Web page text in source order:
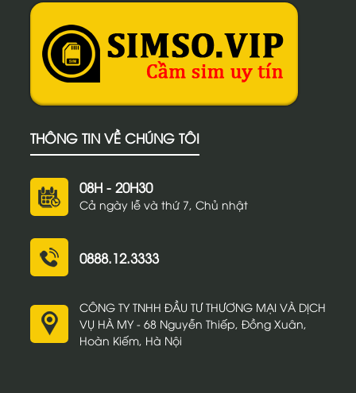
THÔNG TIN VỀ CHÚNG TÔI
08H - 20H30
Cả ngày lễ và thứ 7, Chủ nhật
0888.12.3333
CÔNG TY TNHH ĐẦU TƯ THƯƠNG MẠI VÀ DỊCH
VỤ HÀ MY - 68 Nguyễn Thiếp, Đồng Xuân,
Hoàn Kiếm, Hà Nội